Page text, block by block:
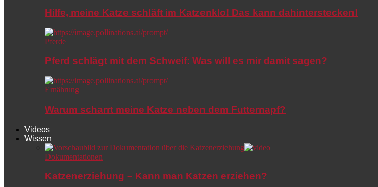
Hilfe, meine Katze schläft im Katzenklo! Das kann dahinterstecken!
Pferde
Pferd schlägt mit dem Schweif: Was will es mir damit sagen?
Ernährung
Warum scharrt meine Katze neben dem Futternapf?
Videos
Wissen
Dokumentationen
Katzenerziehung – Kann man Katzen erziehen?